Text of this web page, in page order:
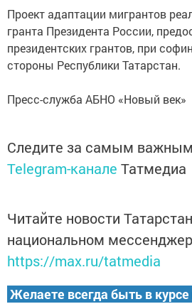
Проект адаптации мигрантов
гранта Президента России,
президентских грантов, при
стороны Республики Татарстан.
Пресс-служба АБНО «Новый век»
Следите за самым
Telegram-канале Татмедиа
Читайте новости
национальном
https://max.ru/tatmedia
Желаете всегда быть в